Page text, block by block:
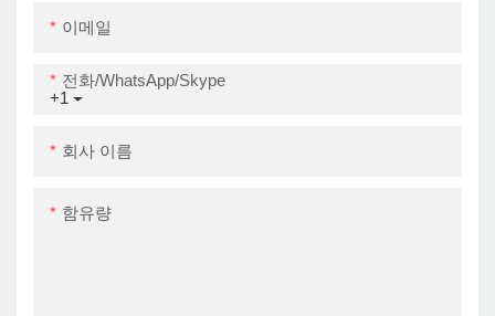
이메일
+1
전화/WhatsApp/Skype
회사 이름
함유량